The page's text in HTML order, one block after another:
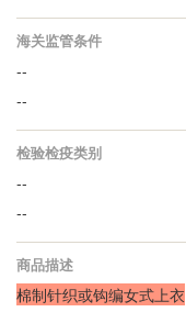
海关监管条件
--
--
检验检疫类别
--
--
商品描述
棉制针织或钩编女式上衣